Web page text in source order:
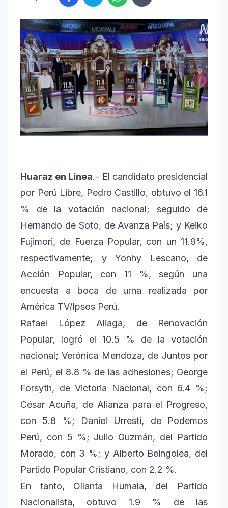
Huaraz en Línea.- El candidato presidencial
por Perú Libre, Pedro Castillo, obtuvo el 16.1
% de la votación nacional; seguido de
Hernando de Soto, de Avanza País; y Keiko
Fujimori, de Fuerza Popular, con un 11.9%,
respectivamente; y Yonhy Lescano, de
Acción Popular, con 11 %, según una
encuesta a boca de urna realizada por
América TV/Ipsos Perú.
Rafael López Aliaga, de Renovación
Popular, logró el 10.5 % de la votación
nacional; Verónica Mendoza, de Juntos por
el Perú, el 8.8 % de las adhesiones; George
Forsyth, de Victoria Nacional, con 6.4 %;
César Acuña, de Alianza para el Progreso,
con 5.8 %; Daniel Urresti, de Podemos
Perú, con 5 %; Julio Guzmán, del Partido
Morado, con 3 %; y Alberto Beingolea, del
Partido Popular Cristiano, con 2.2 %.
En tanto, Ollanta Humala, del Partido
Nacionalista, obtuvo 1.9 % de las